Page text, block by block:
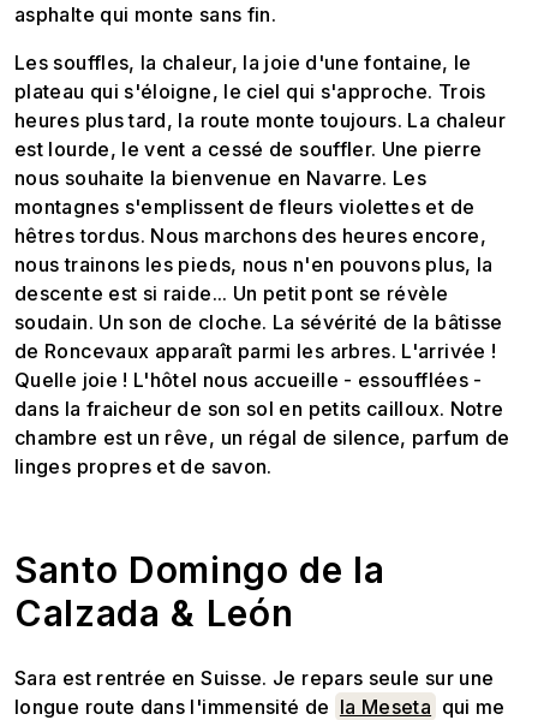
asphalte qui monte sans fin.
Les souffles, la chaleur, la joie d'une fontaine, le
plateau qui s'éloigne, le ciel qui s'approche. Trois
heures plus tard, la route monte toujours. La chaleur
est lourde, le vent a cessé de souffler. Une pierre
nous souhaite la bienvenue en Navarre. Les
montagnes s'emplissent de fleurs violettes et de
hêtres tordus. Nous marchons des heures encore,
nous trainons les pieds, nous n'en pouvons plus, la
descente est si raide... Un petit pont se révèle
soudain. Un son de cloche. La sévérité de la bâtisse
de Roncevaux apparaît parmi les arbres. L'arrivée !
Quelle joie ! L'hôtel nous accueille - essoufflées -
dans la fraicheur de son sol en petits cailloux. Notre
chambre est un rêve, un régal de silence, parfum de
linges propres et de savon.
Santo Domingo de la
Calzada & León
Sara est rentrée en Suisse. Je repars seule sur une
longue route dans l'immensité de la Meseta qui me